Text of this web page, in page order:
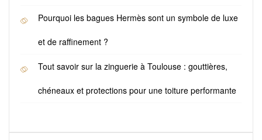
Pourquoi les bagues Hermès sont un symbole de luxe
et de raffinement ?
Tout savoir sur la zinguerie à Toulouse : gouttières,
chéneaux et protections pour une toiture performante